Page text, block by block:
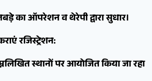
का ऑपरेशन व थेरेपी द्वारा सुधार।
रजिस्ट्रेशन:
स्थानों पर आयोजित किया जा रहा